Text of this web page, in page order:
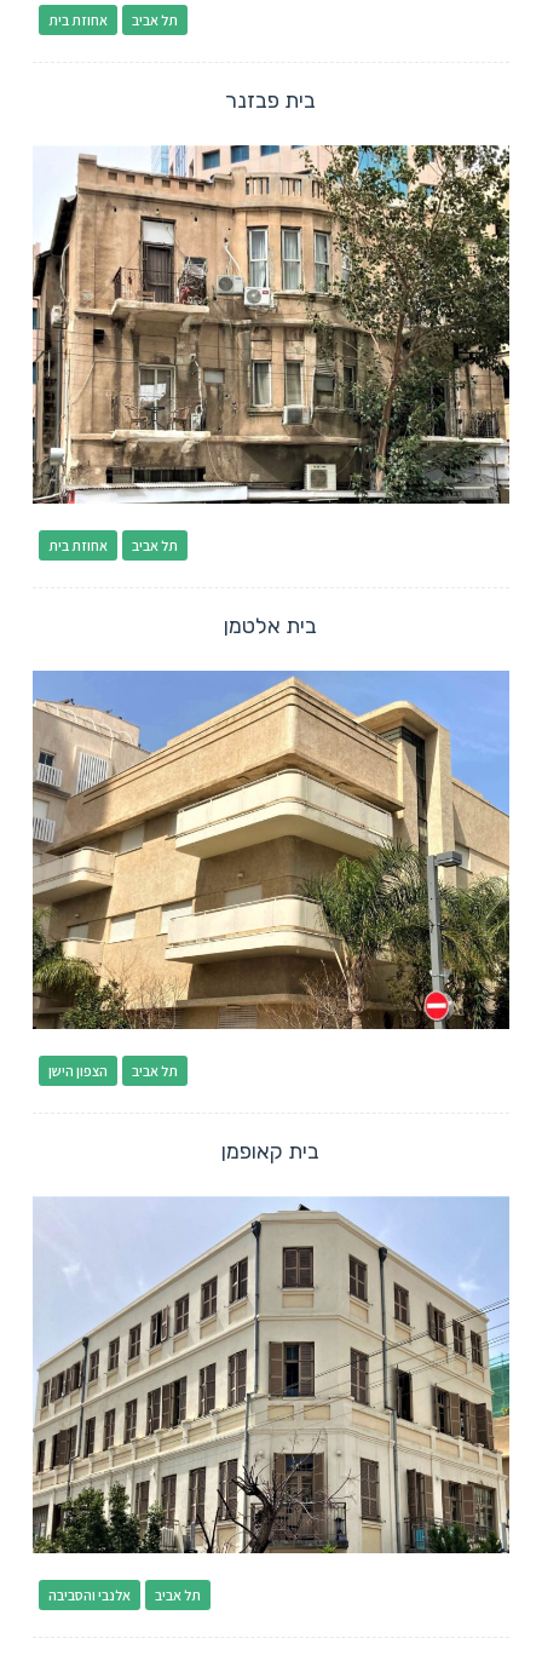
אחוזת בית תל אביב
בית פבזנר
אחוזת בית תל אביב
בית אלטמן
הצפון הישן תל אביב
בית קאופמן
אלנבי והסביבה תל אביב